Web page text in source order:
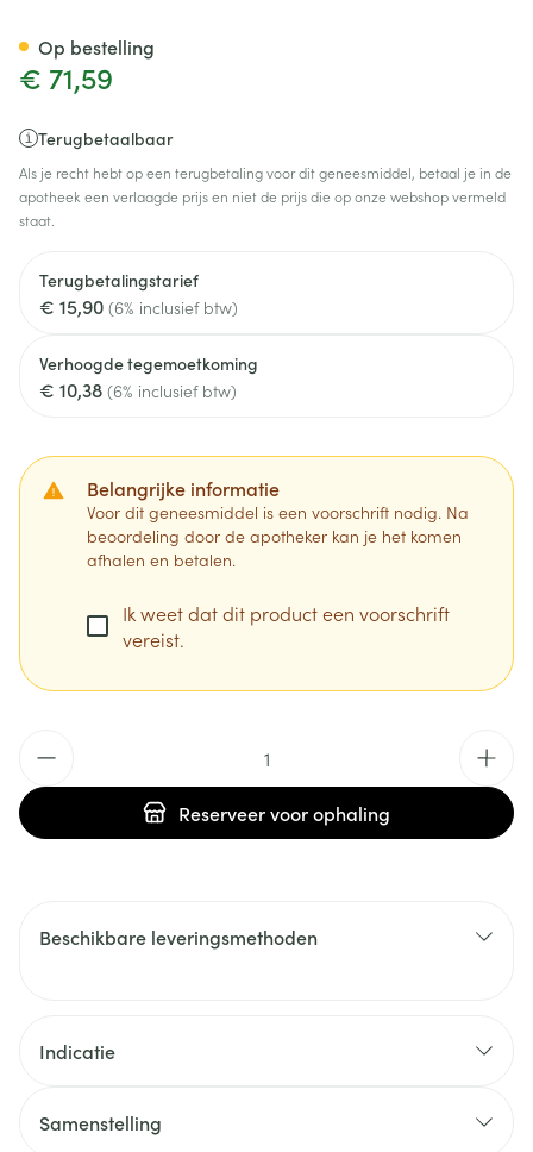
€ 71,59
Terugbetaalbaar
Als je recht hebt op een terugbetaling voor dit geneesmiddel, betaal je in de
apotheek een verlaagde prijs en niet de prijs die op onze webshop vermeld
staat.
Terugbetalingstarief
€ 15,90 (6% inclusief btw)
Verhoogde tegemoetkoming
€ 10,38 (6% inclusief btw)
Belangrijke informatie
Voor dit geneesmiddel is een voorschrift nodig. Na
beoordeling door de apotheker kan je het komen
afhalen en betalen.
Ik weet dat dit product een voorschrift
vereist.
Reserveervoor ophaling
Op bestelling
Beschikbare leveringsmethoden
Indicatie
Samenstelling